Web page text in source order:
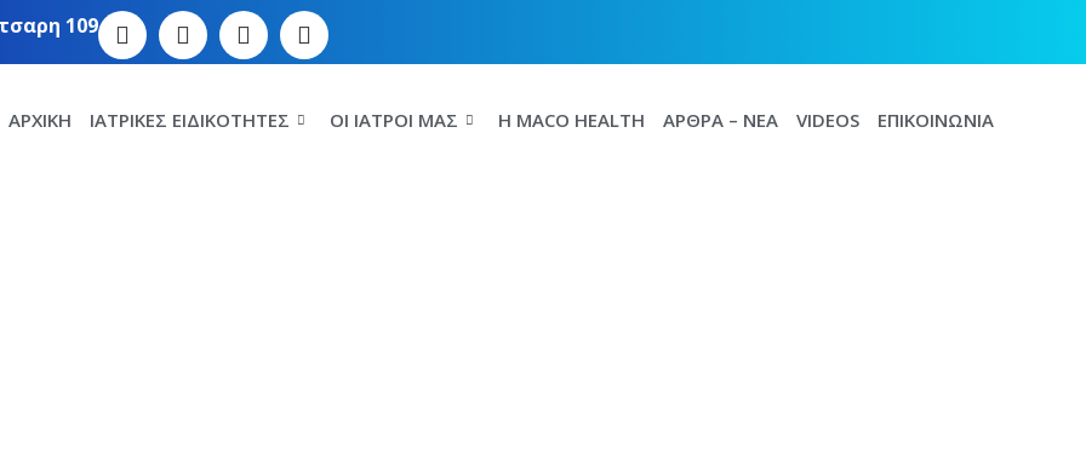
109
ΑΡΧΙΚΉ ΙΑΤΡΙΚΈΣ ΕΙΔΙΚΌΤΗΤΕΣ ΟΙ ΙΑΤΡΟΊ ΜΑΣ Η MACO HEALTH ΆΡΘΡΑ – ΝΈΑ VIDEOS ΕΠΙΚΟΙΝΩΝΊΑ